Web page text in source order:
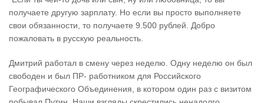
получаете другую зарплату. Но если вы просто выполняете
свои обязанности, то получаете 9.500 рублей. Добро
пожаловать в русскую реальность.
Дмитрий работал в смену через неделю. Одну неделю он был
свободен и был ПР- работником для Российского
Географического Объединения, в котором один раз с визитом